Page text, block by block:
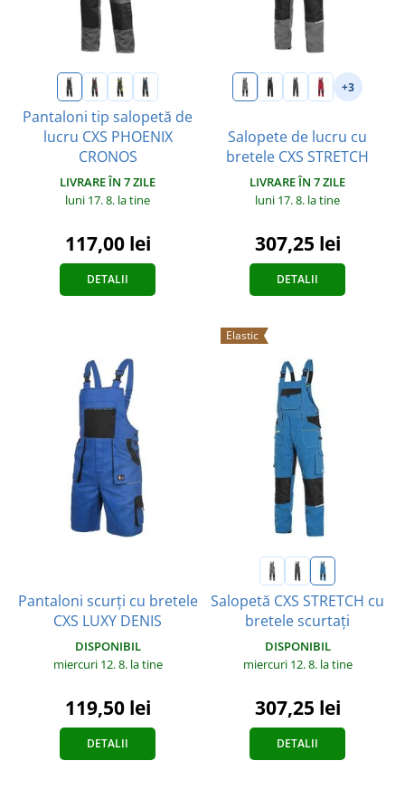
Pantaloni tip salopetă de
lucru CXS PHOENIX
CRONOS
LIVRARE ÎN 7 ZILE
luni 17. 8. la tine
117,00 lei
DETALII
+3
Salopete de lucru cu
bretele CXS STRETCH
LIVRARE ÎN 7 ZILE
luni 17. 8. la tine
307,25 lei
DETALII
Pantaloni scurți cu bretele
CXS LUXY DENIS
DISPONIBIL
miercuri 12. 8. la tine
119,50 lei
DETALII
Elastic
Salopetă CXS STRETCH cu
bretele scurtați
DISPONIBIL
miercuri 12. 8. la tine
307,25 lei
DETALII